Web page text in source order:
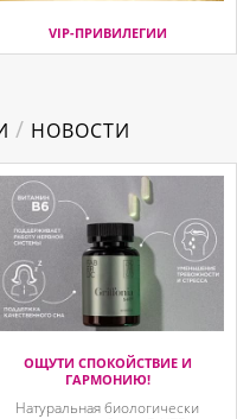
VIP-ПРИВИЛЕГИИ
/ НОВОСТИ
ОЩУТИ СПОКОЙСТВИЕ И
ГАРМОНИЮ!
Натуральная биологически